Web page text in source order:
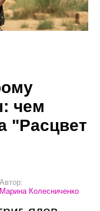
чем
"Расцвет
Автор:
Марина Колесниченко